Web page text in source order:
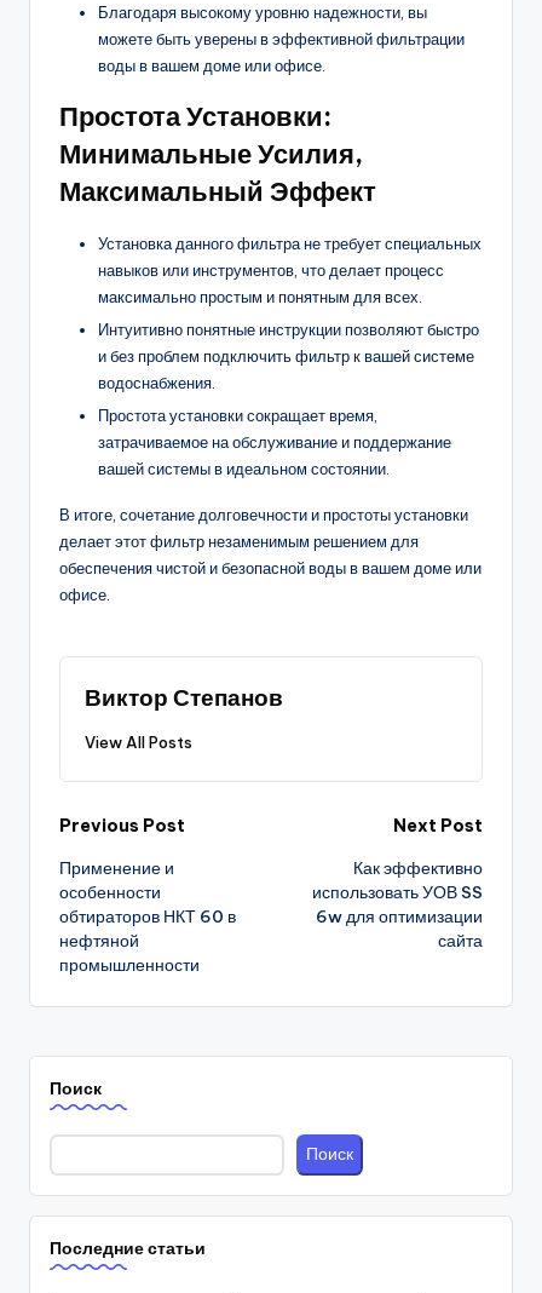
Благодаря высокому уровню надежности, вы
можете быть уверены в эффективной фильтрации
воды в вашем доме или офисе.
Простота Установки:
Минимальные Усилия,
Максимальный Эффект
Установка данного фильтра не требует специальных
навыков или инструментов, что делает процесс
максимально простым и понятным для всех.
Интуитивно понятные инструкции позволяют быстро
и без проблем подключить фильтр к вашей системе
водоснабжения.
Простота установки сокращает время,
затрачиваемое на обслуживание и поддержание
вашей системы в идеальном состоянии.
В итоге, сочетание долговечности и простоты установки
делает этот фильтр незаменимым решением для
обеспечения чистой и безопасной воды в вашем доме или
офисе.
Виктор Степанов
View All Posts
Post
navigation
Previous Post
Применение и
особенности
обтираторов НКТ 60 в
нефтяной
промышленности
Next Post
Как эффективно
использовать УОВ SS
6w для оптимизации
сайта
Поиск
Поиск
Последние статьи